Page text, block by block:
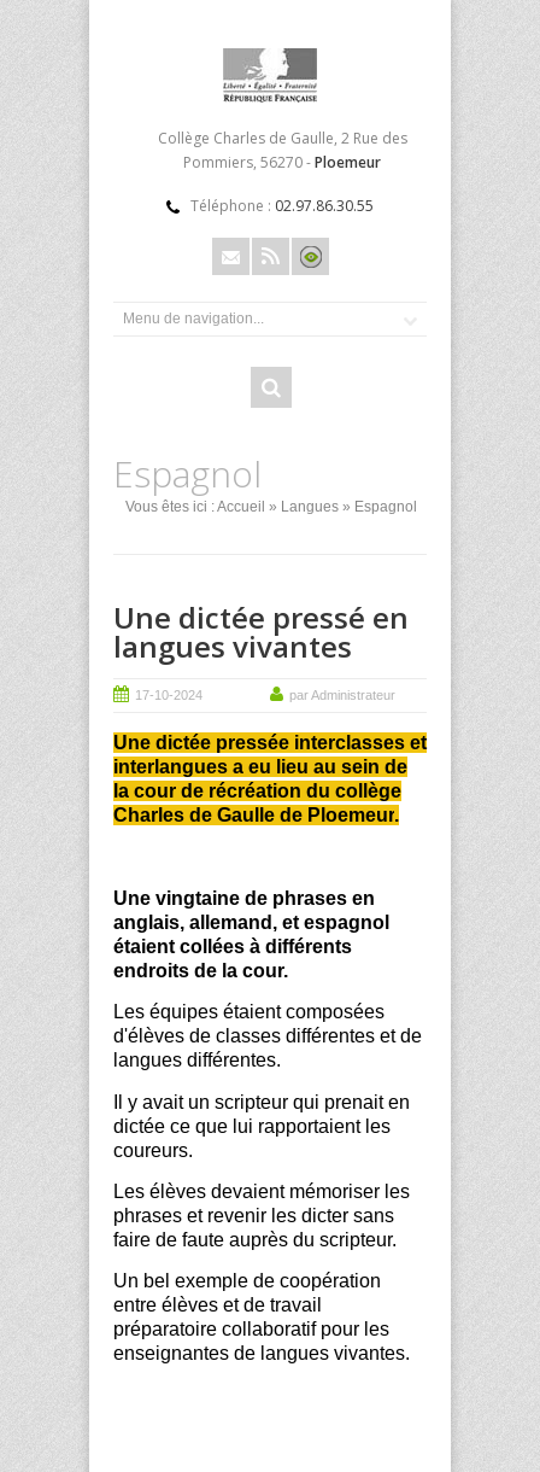
Collège Charles de Gaulle, 2 Rue des
Pommiers, 56270 -Ploemeur
Téléphone : 02.97.86.30.55
Espagnol
Vous êtes ici :Accueil » Langues » Espagnol
Une dictée pressé en
langues vivantes
17-10-2024 par Administrateur
Une dictée pressée interclasses et
interlangues a eu lieu au sein de
la cour de récréation du collège
Charles de Gaulle de Ploemeur.
Une vingtaine de phrases en
anglais, allemand, et espagnol
étaient collées à différents
endroits de la cour.
Les équipes étaient composées
d'élèves de classes différentes et de
langues différentes.
Il y avait un scripteur qui prenait en
dictée ce que lui rapportaient les
coureurs.
Les élèves devaient mémoriser les
phrases et revenir les dicter sans
faire de faute auprès du scripteur.
Un bel exemple de coopération
entre élèves et de travail
préparatoire collaboratif pour les
enseignantes de langues vivantes.